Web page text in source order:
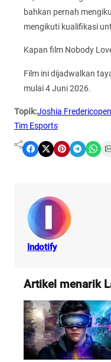
bahkan pernah
mengikuti kualifikasi
Kapan film Nobody
Film ini dijadwalkan
mulai 4 Juni 2026.
Topik:Joshia Frederico
Tim Esports
Share on Facebook Share on X Share on Pinterest Share on Telegram Share on WhatsApp Share on Email
Indotify
Artikel menarik